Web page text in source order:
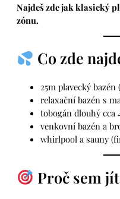
Najdeš zde jak klasický
zónu.
Co zde
25m plavecký bazén
relaxační bazén s
tobogán dlouhý cca
venkovní bazén a
whirlpool a sauny
Proč sem jít